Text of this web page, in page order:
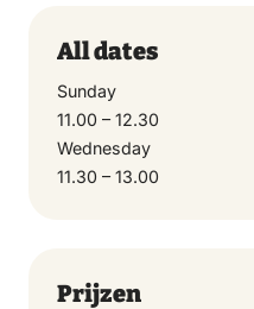
All dates
Sunday
11.00 – 12.30
Wednesday
11.30 – 13.00
Prijzen